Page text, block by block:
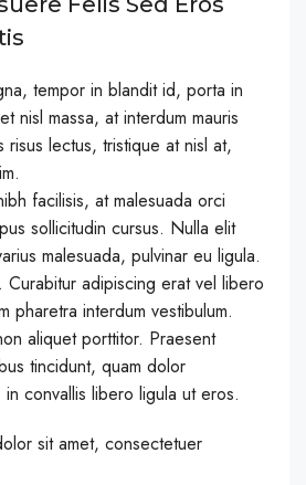
tempor in blandit id, porta in
nisl massa, at interdum mauris
risus lectus, tristique at nisl at,
facilisis, at malesuada orci
sollicitudin cursus. Nulla elit
malesuada, pulvinar eu ligula.
Curabitur adipiscing erat vel libero
pharetra interdum vestibulum.
aliquet porttitor. Praesent
tincidunt, quam dolor
in convallis libero ligula ut eros.
sit amet, consectetuer